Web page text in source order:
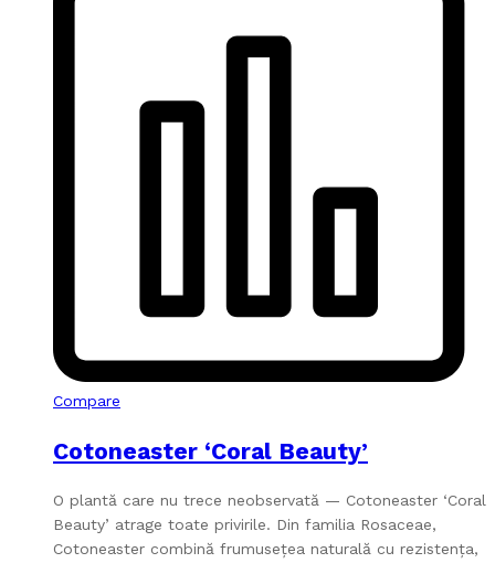
Compare
Cotoneaster ‘Coral Beauty’
O plantă care nu trece neobservată — Cotoneaster ‘Coral
Beauty’ atrage toate privirile. Din familia Rosaceae,
Cotoneaster combină frumusețea naturală cu rezistența,